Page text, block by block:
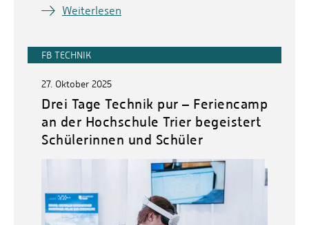
Weiterlesen
FB TECHNIK
27. Oktober 2025
Drei Tage Technik pur – Feriencamp
an der Hochschule Trier begeistert
Schülerinnen und Schüler